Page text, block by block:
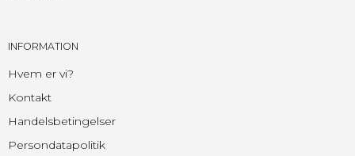
INFORMATION
Hvem er vi?
Kontakt
Handelsbetingelser
Persondatapolitik